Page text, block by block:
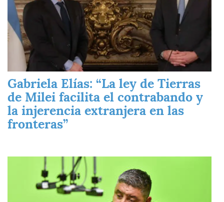
Gabriela Elías: “La ley de Tierras
de Milei facilita el contrabando y
la injerencia extranjera en las
fronteras”